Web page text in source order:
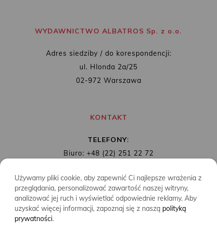
WYDAWNICTWO ALBATROS Sp. z o.o.
Adres siedziby / do korespondencji:
ul. Hlonda 2a/25
02-972 Warszawa
KONTAKT
TELEFONY:
Biuro: +48 (22) 251 22 72
MAIL: biuro@wydawnictwoalbatros.com
Używamy pliki cookie, aby zapewnić Ci najlepsze wrażenia z
przeglądania, personalizować zawartość naszej witryny,
analizować jej ruch i wyświetlać odpowiednie reklamy. Aby
uzyskać więcej informacji, zapoznaj się z naszą polityką
prywatności.